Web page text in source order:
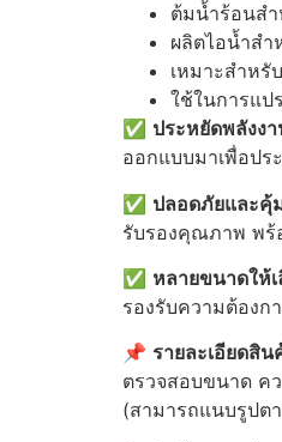
ต้มน้ำร้อนส
ผลิตไอน้ำสำ
เหมาะสำหรั
ใช้ในการแป
✅ ประหยัดพลังง
ออกแบบมาเพื่อปร
✅ ปลอดภัยและคุ้
รับรองคุณภาพ พร้
✅ หลายขนาดให้
รองรับความต้อง
📌 รายละเอียดสิน
ตรวจสอบขนาด ค
(สามารถแนบรูปต